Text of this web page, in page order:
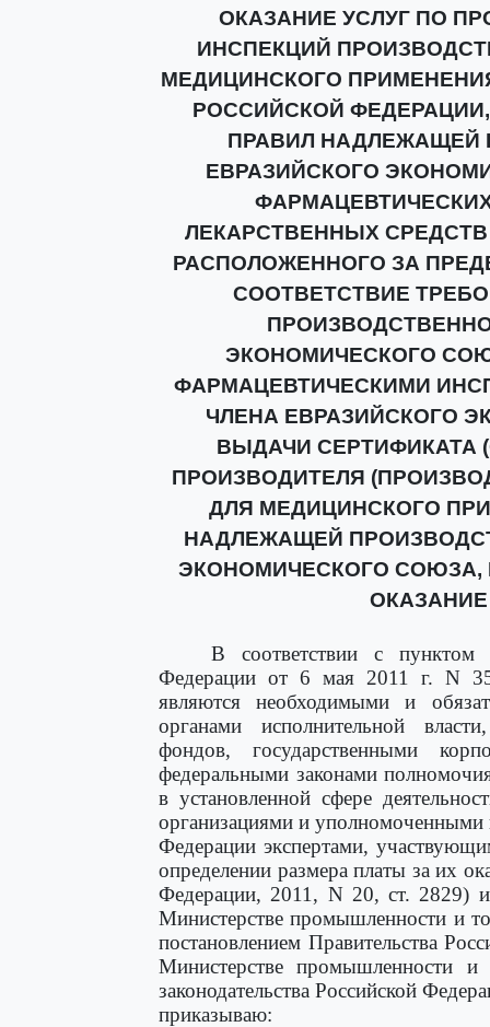
ОКАЗАНИЕ УСЛУГ ПО
ИНСПЕКЦИЙ
МЕДИЦИНСКОГО
РОССИЙСКОЙ
ПРАВИЛ НАДЛЕЖАЩЕЙ
ЕВРАЗИЙСКОГО
ЛЕКАРСТВЕННЫХ
РАСПОЛОЖЕННОГО ЗА
СООТВЕТСТВИЕ
ЭКОНОМИЧЕСКОГО
ФАРМАЦЕВТИЧЕСКИМИ
ЧЛЕНА ЕВРАЗИЙСКОГО
ВЫДАЧИ СЕРТИФИКАТА
ПРОИЗВОДИТЕЛЯ
ДЛЯ МЕДИЦИНСКОГО
НАДЛЕЖАЩЕЙ
ЭКОНОМИЧЕСКОГО СОЮЗА,
В соответствии с пунктом
Федерации от 6 мая 2011 г. N
являются необходимыми и
органами исполнительной
фондов, государственными
федеральными законами
в установленной сфере
организациями и уполномоченными
Федерации экспертами,
определении размера платы за их
Федерации, 2011, N 20, ст. 2829)
Министерстве промышленности и
постановлением Правительства
Министерстве промышленности и
законодательства Российской
приказываю: